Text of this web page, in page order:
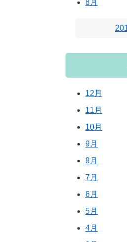
8月
12月
11月
10月
9月
8月
7月
6月
5月
4月